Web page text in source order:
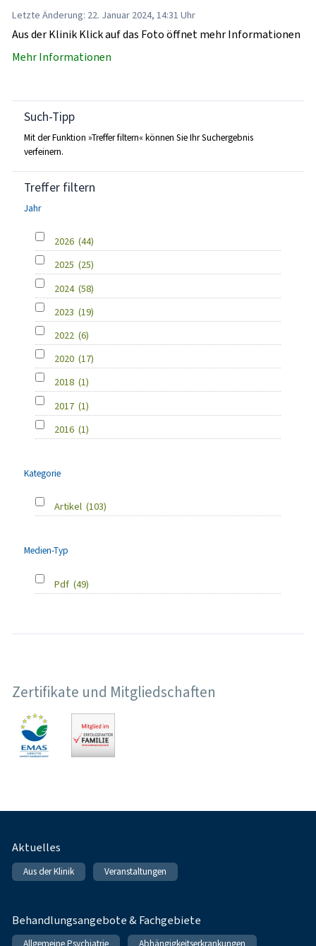
Letzte Änderung: 22. Januar 2024, 14:31 Uhr
Aus der Klinik Klick auf das Foto öffnet mehr Informationen
Mehr Informationen
Such-Tipp
Mit der Funktion »Treffer filtern« können Sie Ihr Suchergebnis
verfeinern.
Treffer filtern
Jahr
2026 (44)
2025 (25)
2024 (58)
2023 (19)
2022 (6)
2020 (17)
2018 (1)
2017 (1)
2016 (1)
Kategorie
Artikel (103)
Medien-Typ
Pdf (49)
Zertifikate und Mitgliedschaften
Fußnavigation
Aktuelles
Aus der Klinik Veranstaltungen
Behandlungsangebote & Fachgebiete